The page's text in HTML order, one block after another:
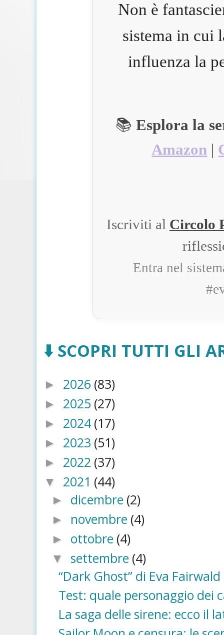
Non è
sistema in cui
influenza la
📚Esplora la
Amazon |
Iscriviti al Circolo
Entra nel
⬇️ SCOPRI TUTTI GLI
► 2026 (83)
► 2025 (27)
► 2024 (17)
► 2023 (51)
► 2022 (37)
▼ 2021 (44)
► dicembre (2)
► novembre (4)
► ottobre (4)
▼ settembre (4)
“Dark Ghost” di Eva
Test: quale personaggio dei
La saga delle sirene: ecco il